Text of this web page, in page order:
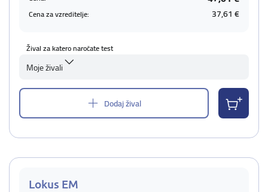
Cena za vzreditelje: 37,61 €
Žival za katero naročate test
Moje živali
Dodaj žival
Lokus EM